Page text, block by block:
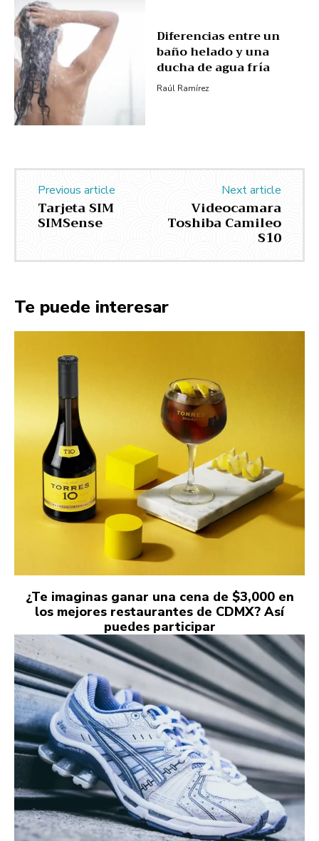
Diferencias entre un
baño helado y una
ducha de agua fría
Raúl Ramírez
Previous article
Tarjeta SIM
SIMSense
Next article
Videocamara
Toshiba Camileo
S10
Te puede interesar
¿Te imaginas ganar una cena de $3,000 en
los mejores restaurantes de CDMX? Así
puedes participar